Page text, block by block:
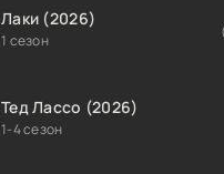
Лаки (2026)
1 сезон
Тед Лассо (2026)
1-4 сезон